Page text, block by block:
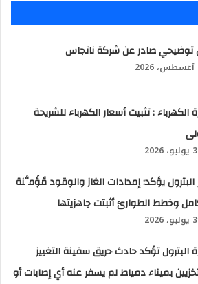
توضيحي صادر عن شركة ناتجاس
الكهرباء : تثبيت أسعار الكهرباء للشريحة
2026
البترول يؤكد: إمدادات الغاز والوقود مُؤَمَّنة
وخطط الطوارئ أثبتت جاهزيتها
2026
البترول تؤكد حادث حريق سفينة التغييز
بميناء دمياط لم يسفر عنه أي إصابات أو